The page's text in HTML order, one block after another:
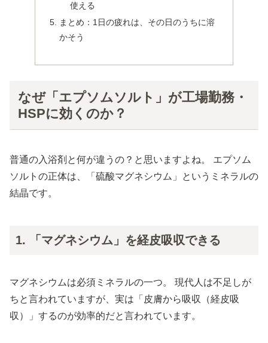
使える
まとめ：1日の疲れは、その日のうちに溶
かそう
なぜ「エプソムソルト」が工場勤務・
HSPに効くのか？
普通の入浴剤と何が違うの？と思いますよね。 エプソム
ソルトの正体は、「硫酸マグネシウム」というミネラルの
結晶です。
1. 「マグネシウム」を経皮吸収できる
マグネシウムは必須ミネラルの一つ。 現代人は不足しが
ちと言われていますが、実は「皮膚から吸収（経皮吸
収）」するのが効率的だと言われています。